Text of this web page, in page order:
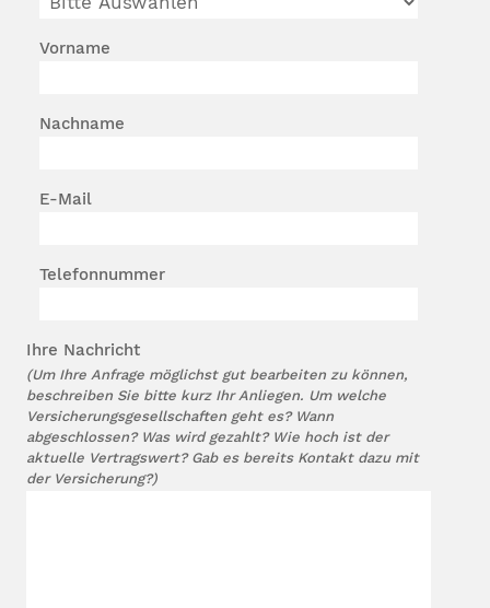
Vorname
Nachname
E-Mail
Telefonnummer
Ihre Nachricht
(Um Ihre Anfrage möglichst gut bearbeiten zu können,
beschreiben Sie bitte kurz Ihr Anliegen. Um welche
Versicherungsgesellschaften geht es? Wann
abgeschlossen? Was wird gezahlt? Wie hoch ist der
aktuelle Vertragswert? Gab es bereits Kontakt dazu mit
der Versicherung?)